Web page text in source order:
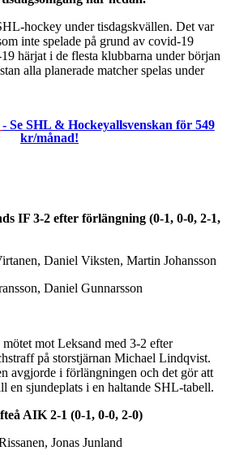
hockey under tisdagskvällen. Det var
inte spelade på grund av covid-19
härjat i de flesta klubbarna under början
alla planerade matcher spelas under
- Se SHL & Hockeyallsvenskan för 549
kr/månad!
IF 3-2 efter förlängning (0-1, 0-0, 2-1,
Daniel Viksten, Martin Johansson
Daniel Gunnarsson
mot Leksand med 3-2 efter
på storstjärnan Michael Lindqvist.
avgjorde i förlängningen och det gör att
en sjundeplats i en haltande SHL-tabell.
AIK 2-1 (0-1, 0-0, 2-0)
Jonas Junland